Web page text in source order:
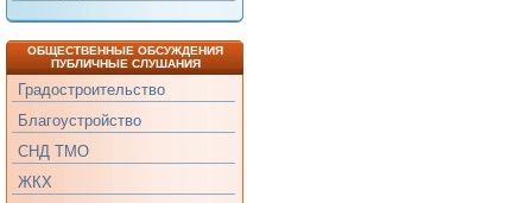
ОБЩЕСТВЕННЫЕ ОБСУЖДЕНИЯ
ПУБЛИЧНЫЕ СЛУШАНИЯ
Градостроительство
Благоустройство
СНД ТМО
ЖКХ